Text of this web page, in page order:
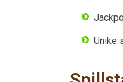
Unike